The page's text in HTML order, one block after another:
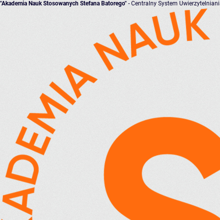
"Akademia Nauk Stosowanych Stefana Batorego" - Centralny System